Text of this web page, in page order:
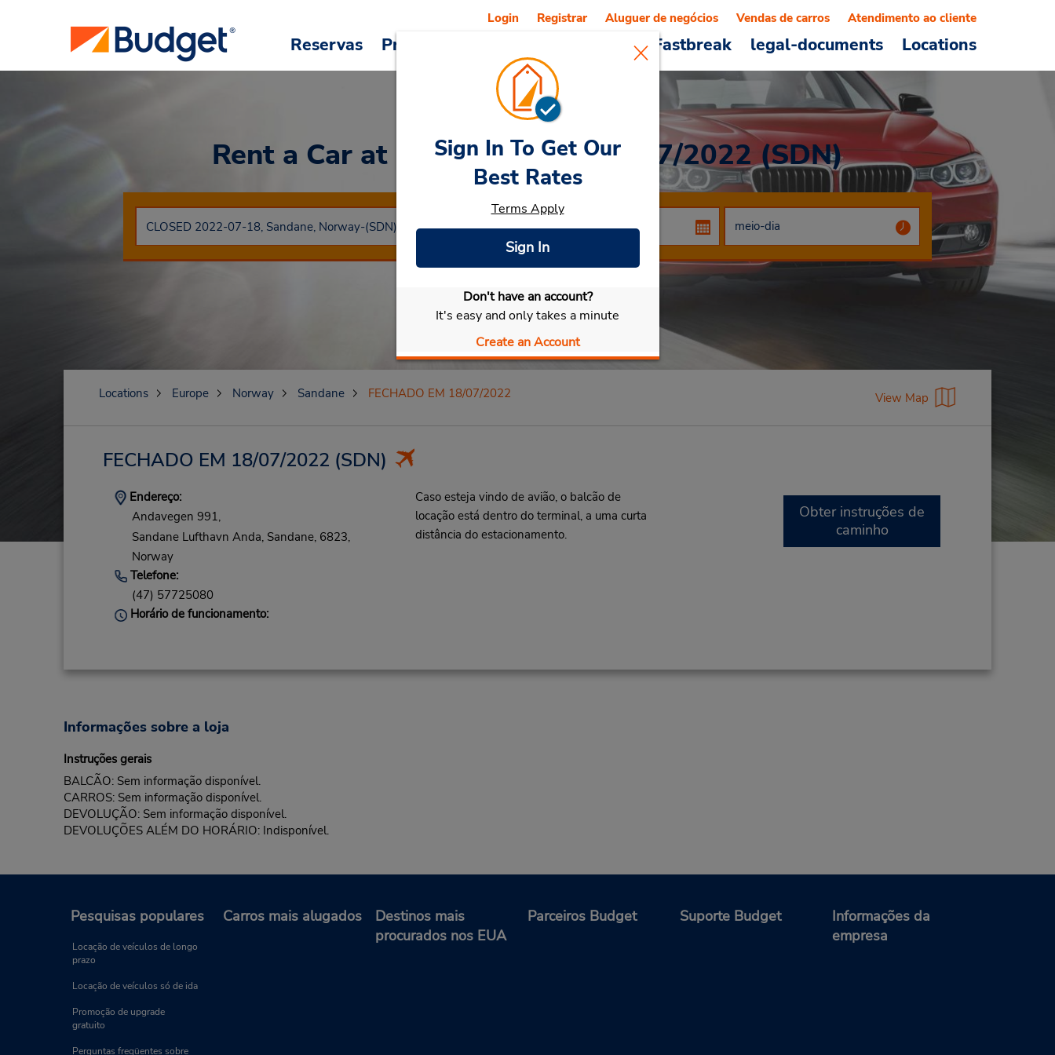
Reservas Promoções Veículos e serviços Fastbreak legal-documents Locations
Login Registrar Aluguer de negócios Vendas de carros Atendimento ao cliente
Rent a Car at FECHADO EM 18/07/2022 (SDN)
Selecionar meu carro
Sign In To Get Our
Best Rates
Terms Apply
Sign In
Don't have an account?
It's easy and only takes a minute
Create an Account
Locations Europe Norway Sandane FECHADO EM 18/07/2022 View Map
FECHADO EM 18/07/2022 (SDN)
Endereço:
Andavegen 991,
Sandane Lufthavn Anda, Sandane, 6823,
Norway
Telefone:
(47) 57725080
Horário de funcionamento:
Caso esteja vindo de avião, o balcão de
locação está dentro do terminal, a uma curta
distância do estacionamento.
Obter instruções de
caminho
Informações sobre a loja
Instruções gerais
BALCÃO: Sem informação disponível.
CARROS: Sem informação disponível.
DEVOLUÇÃO: Sem informação disponível.
DEVOLUÇÕES ALÉM DO HORÁRIO: Indisponível.
Pesquisas populares
Locação de veículos de longo
prazo
Locação de veículos só de ida
Promoção de upgrade
gratuito
Perguntas freqüentes sobre
Carros mais alugados
Destinos mais
procurados nos EUA
Parceiros Budget Suporte Budget
Informações da
empresa